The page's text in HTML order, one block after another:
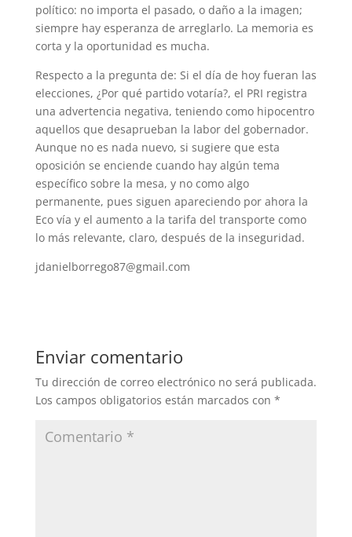
político: no importa el pasado, o daño a la imagen;
siempre hay esperanza de arreglarlo. La memoria es
corta y la oportunidad es mucha.
Respecto a la pregunta de: Si el día de hoy fueran las
elecciones, ¿Por qué partido votaría?, el PRI registra
una advertencia negativa, teniendo como hipocentro
aquellos que desaprueban la labor del gobernador.
Aunque no es nada nuevo, si sugiere que esta
oposición se enciende cuando hay algún tema
específico sobre la mesa, y no como algo
permanente, pues siguen apareciendo por ahora la
Eco vía y el aumento a la tarifa del transporte como
lo más relevante, claro, después de la inseguridad.
jdanielborrego87@gmail.com
Enviar comentario
Tu dirección de correo electrónico no será publicada.
Los campos obligatorios están marcados con *